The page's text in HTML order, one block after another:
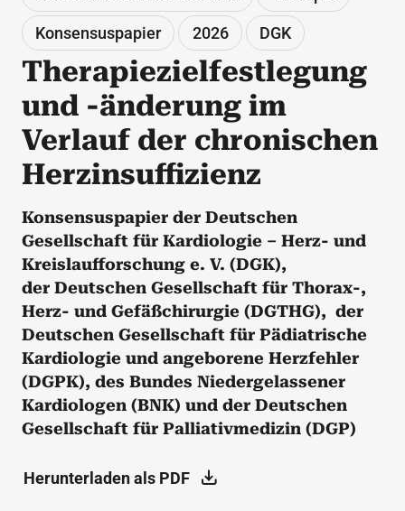
Konsensuspapier 2026 DGK
Therapiezielfestlegung
und -änderung im
Verlauf der chronischen
Herzinsuffizienz
Konsensuspapier der Deutschen
Gesellschaft für Kardiologie – Herz- und
Kreislaufforschung e. V. (DGK),
der Deutschen Gesellschaft für Thorax-,
Herz- und Gefäßchirurgie (DGTHG), der
Deutschen Gesellschaft für Pädiatrische
Kardiologie und angeborene Herzfehler
(DGPK), des Bundes Niedergelassener
Kardiologen (BNK) und der Deutschen
Gesellschaft für Palliativmedizin (DGP)
Herunterladen als PDF